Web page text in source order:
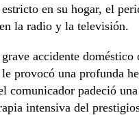
en su hogar, el
la radio y la televisión.
accidente
provocó una profunda
comunicador padeció
intensiva del